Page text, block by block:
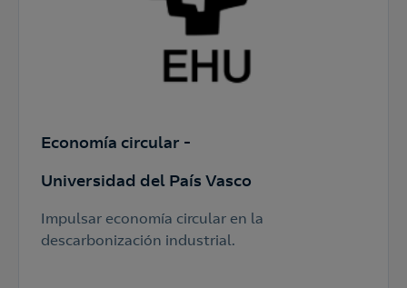
Economía circular -
Universidad del País Vasco
Impulsar economía circular en la
descarbonización industrial.